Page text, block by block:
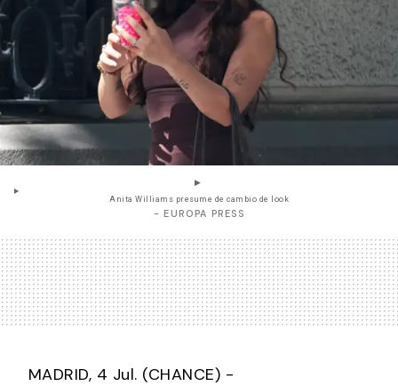
Anita Williams presume de cambio de look
- EUROPA PRESS
MADRID, 4 Jul. (CHANCE) -